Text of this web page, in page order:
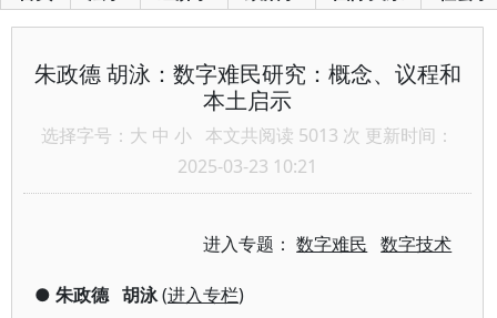
朱政德 胡泳：数字难民研究：概念、议程和
本土启示
选择字号： 大 中 小 本文共阅读 5013 次 更新时间：
2025-03-23 10:21
进入专题：数字难民 数字技术
● 朱政德 胡泳(进入专栏)